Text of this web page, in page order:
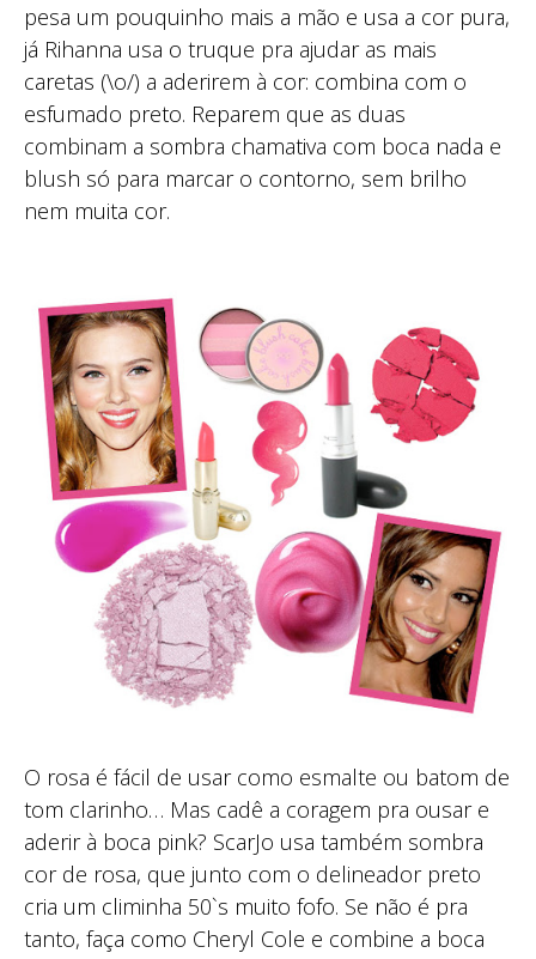
pesa um pouquinho mais a mão e usa a cor pura,
já Rihanna usa o truque pra ajudar as mais
caretas (\o/) a aderirem à cor: combina com o
esfumado preto. Reparem que as duas
combinam a sombra chamativa com boca nada e
blush só para marcar o contorno, sem brilho
nem muita cor.
O rosa é fácil de usar como esmalte ou batom de
tom clarinho… Mas cadê a coragem pra ousar e
aderir à boca pink? ScarJo usa também sombra
cor de rosa, que junto com o delineador preto
cria um climinha 50`s muito fofo. Se não é pra
tanto, faça como Cheryl Cole e combine a boca